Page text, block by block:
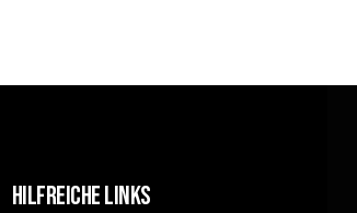
Hilfreiche Links